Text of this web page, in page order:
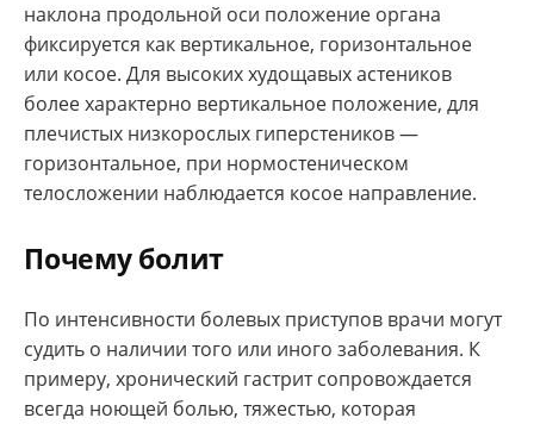
наклона продольной оси положение органа
фиксируется как вертикальное, горизонтальное
или косое. Для высоких худощавых астеников
более характерно вертикальное положение, для
плечистых низкорослых гиперстеников —
горизонтальное, при нормостеническом
телосложении наблюдается косое направление.
Почему болит
По интенсивности болевых приступов врачи могут
судить о наличии того или иного заболевания. К
примеру, хронический гастрит сопровождается
всегда ноющей болью, тяжестью, которая